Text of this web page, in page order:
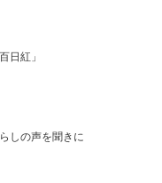
日紅」
しの声を聞きに